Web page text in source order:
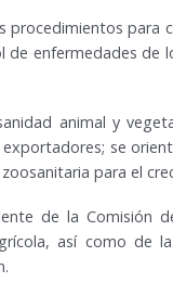
procedimientos para
de enfermedades de
animal y
se
para el
de la Comisión
así como de